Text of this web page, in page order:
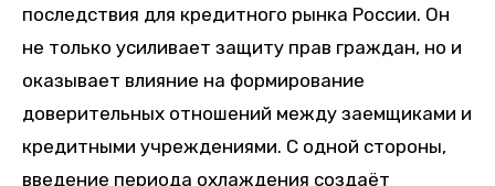
последствия для кредитного рынка России. Он
не только усиливает защиту прав граждан, но и
оказывает влияние на формирование
доверительных отношений между заемщиками и
кредитными учреждениями. С одной стороны,
введение периода охлаждения создаёт